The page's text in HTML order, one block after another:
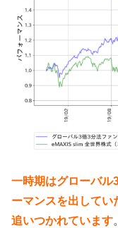
一時期はグローバル
ーマンスを出してい
追いつかれています